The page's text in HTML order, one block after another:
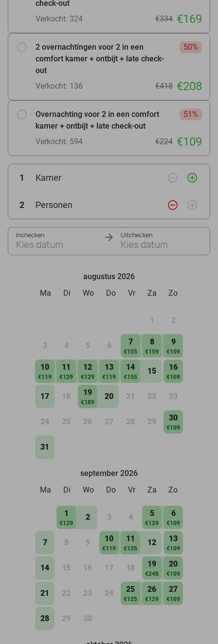
check-out
Verkocht: 324 €334 €169
2 overnachtingen voor 2 in een
comfort kamer + ontbijt + late check-
out
50%
Verkocht: 136 €418 €208
Overnachting voor 2 in een comfort
kamer + ontbijt + late check-out
51%
Verkocht: 594 €224 €109
1 Kamer remove_circle_outline add_circle_outline
2 Personen remove_circle_outline add_circle_outline
Inchecken
Kies datum
Uitchecken
Kies datum
augustus 2026
Ma
Di Wo Do Vr Za Zo
1 2
3 4 5 6 7
€155
8
€159
9
€109
10
€119
11
€129
12
€129
13
€119
14
€155
15 16
€109
17 18 19
€189
20 21 22 23
24 25 26 27 28 29 30
€109
31
september 2026
Ma
Di Wo Do Vr Za Zo
1
€129
2 3 4 5
€129
6
€109
7 8 9 10
€119
11
€125
12 13
€109
14 15 16 17 18 19
€248
20
€109
21 22 23 24 25
€125
26
€129
27
€109
28 29 30